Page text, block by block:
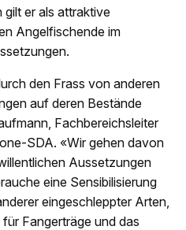
er als attraktive
Angelfischende im
den Frass von anderen
auf deren Bestände
Fachbereichsleiter
SDA. «Wir gehen davon
Aussetzungen
eine Sensibilisierung
eingeschleppter Arten,
Fangerträge und das